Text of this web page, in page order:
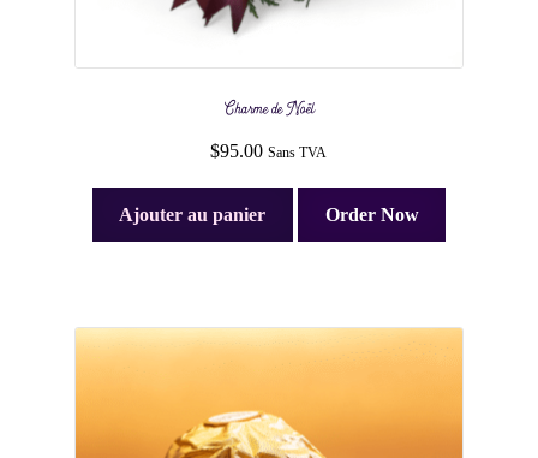
Charme de Noël
$95.00 Sans TVA
Ajouter au panier Order Now